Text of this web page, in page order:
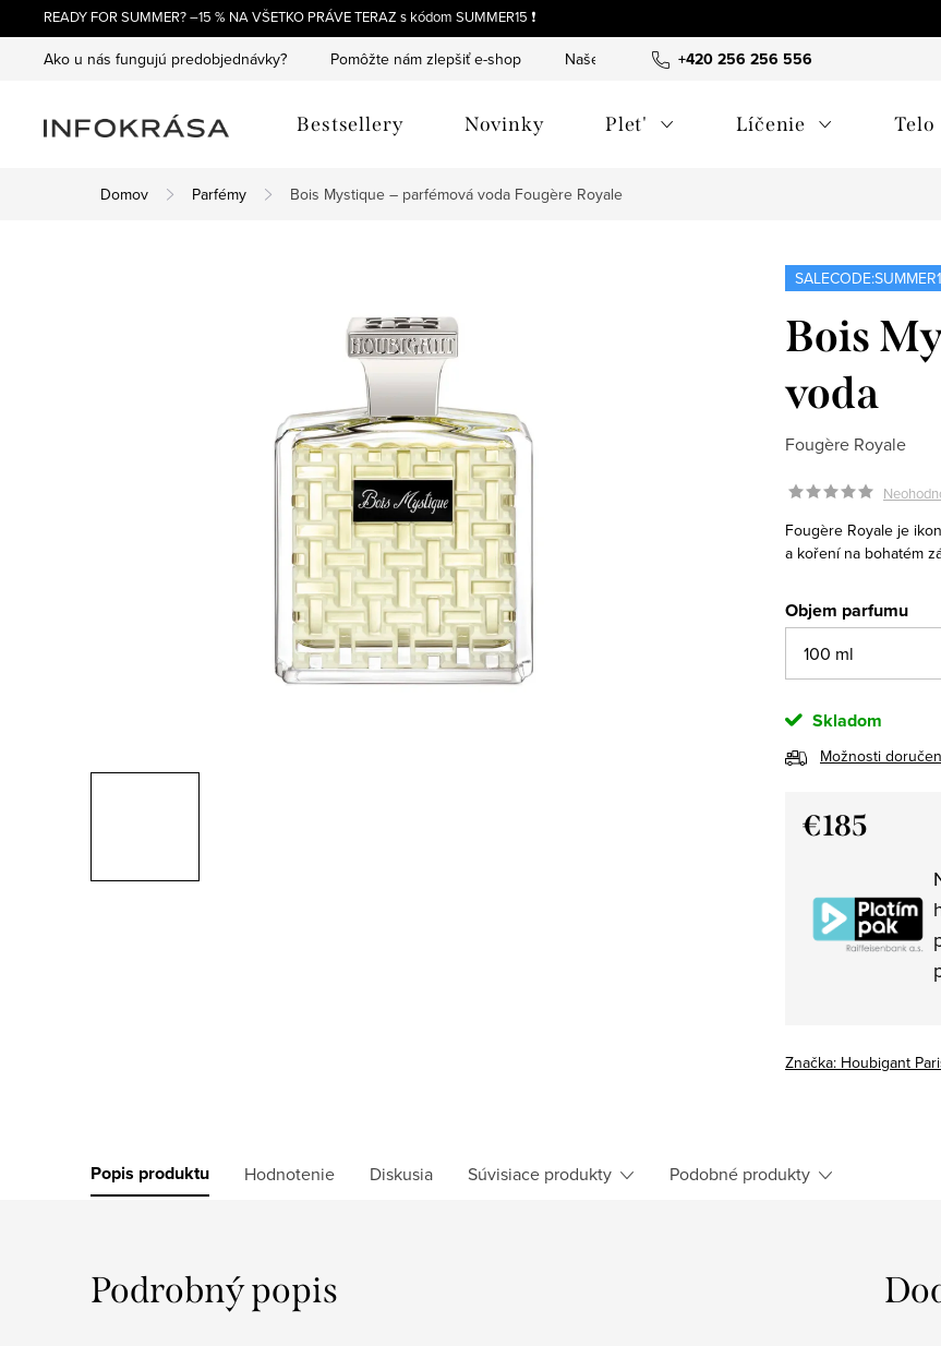
na
obsah
READY FOR SUMMER? –15 % NA VŠETKO PRÁVE TERAZ s kódom SUMMER15 ❗
+420 256 256 556
Ako u nás fungujú predobjednávky? Pomôžte nám zlepšiť e-shop Naše tipy a príbehy O nás
Bestsellery Novinky Plet' Líčenie Telo
Domov Parfémy Bois Mystique – parfémová voda Fougère Royale
Bois
voda
Fougère Royale
Fougère Royale je
a koření na bohatém
Objem parfumu
Skladom
Možnosti
€185
Značka: Houbigant
Popis produktu Hodnotenie Diskusia Súvisiace produkty Podobné produkty
Podrobný popis